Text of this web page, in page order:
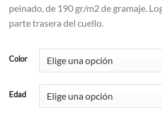
peinado, de 190 gr/m2 de gramaje.
parte trasera del cuello.
Color
Edad